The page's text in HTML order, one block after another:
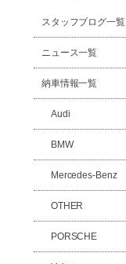
スタッフブログ一覧
ニュース一覧
納車情報一覧
Audi
BMW
Mercedes-Benz
OTHER
PORSCHE